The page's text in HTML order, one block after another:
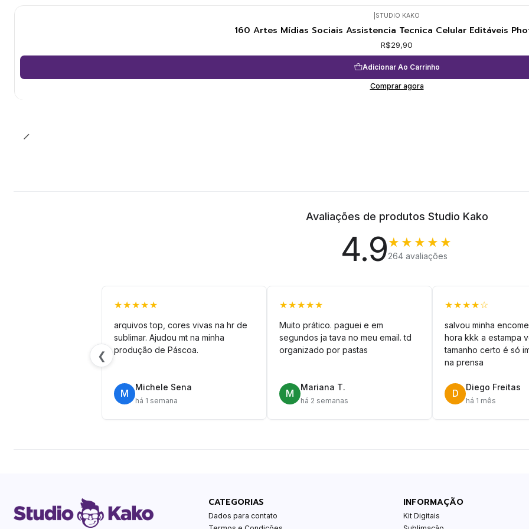
STUDIO KAKO
160 Artes Mídias Sociais Assistencia Tecnica Celular Editáveis
R$29,90
Adicionar Ao Carrinho
Comprar agora
Avaliações de produtos Studio Kako
4.9★★★★★
264 avaliações
❮
★★★★★
arquivos top, cores vivas na hr de
sublimar. Ajudou mt na minha
produção de Páscoa.
M
Michele Sena
há 1 semana
★★★★★
Muito prático. paguei e em
segundos ja tava no meu email. td
organizado por pastas
M
Mariana T.
há 2 semanas
★★★★☆
salvou minha
hora kkk a estampa
tamanho certo é só
na prensa
D
Diego Freitas
há 1 mês
CATEGORIAS
Dados para contato
INFORMAÇÃO
Kit Digitais